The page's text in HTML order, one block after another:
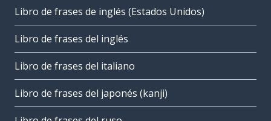
Libro de frases de inglés (Estados Unidos)
Libro de frases del inglés
Libro de frases del italiano
Libro de frases del japonés (kanji)